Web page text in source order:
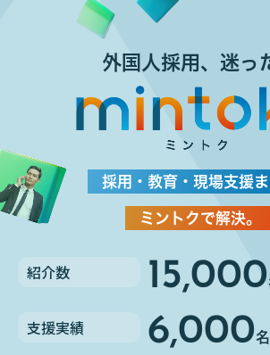
外国人採用、迷っ
採用・教育・現場支援ま
ミントクで解決。
紹介数 15,000
支援実績 6,000